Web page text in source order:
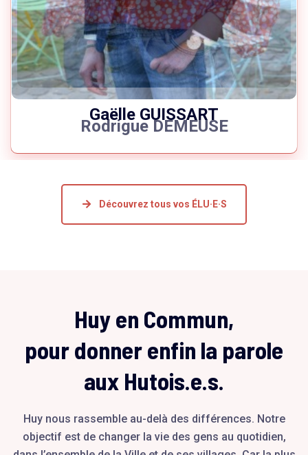
Gaëlle GUISSART
Découvrez tous vos ÉLU·E·S
Huy en Commun,
pour donner enfin la parole
aux Hutois.e.s.
Huy nous rassemble au-delà des différences. Notre
objectif est de changer la vie des gens au quotidien,